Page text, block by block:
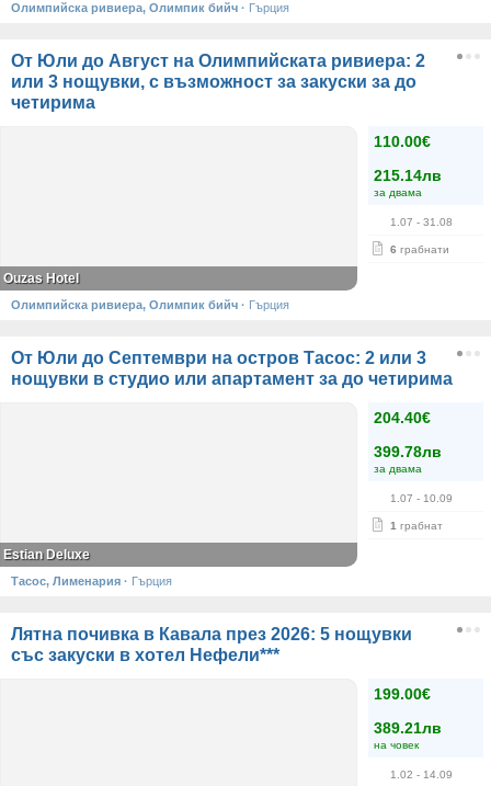
Олимпийска ривиера, Олимпик бийч · Гърция
От Юли до Август на Олимпийската ривиера: 2
или 3 нощувки, с възможност за закуски за до
четирима
110.00€
215.14лв
за двама
1.07 - 31.08
6 грабнати
Ouzas Hotel
Олимпийска ривиера, Олимпик бийч · Гърция
От Юли до Септември на остров Тасос: 2 или 3
нощувки в студио или апартамент за до четирима
204.40€
399.78лв
за двама
1.07 - 10.09
1 грабнат
Estian Deluxe
Тасос, Лименария · Гърция
Лятна почивка в Кавала през 2026: 5 нощувки
със закуски в хотел Нефели***
199.00€
389.21лв
на човек
1.02 - 14.09